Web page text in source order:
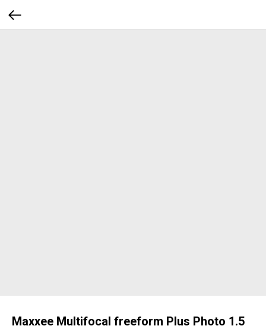
Maxxee Multifocal freeform Plus Photo 1.5